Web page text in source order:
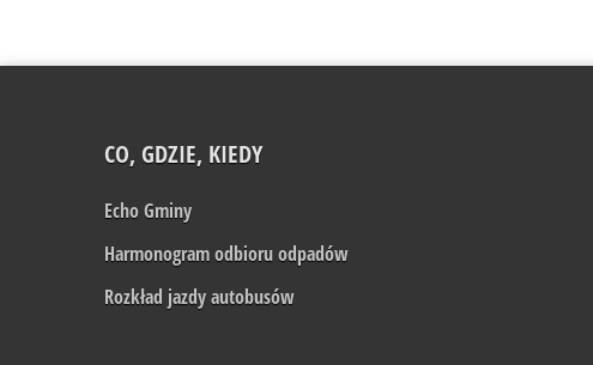
CO, GDZIE, KIEDY
Echo Gminy
Harmonogram odbioru odpadów
Rozkład jazdy autobusów